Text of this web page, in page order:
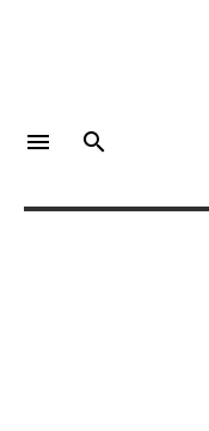
menu search